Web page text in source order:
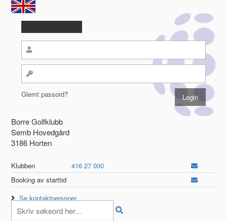
Glemt passord?
Borre Golfklubb
Semb Hovedgård
3186 Horten
Klubben
416 27 000
Booking av starttid
Se kontaktpersoner